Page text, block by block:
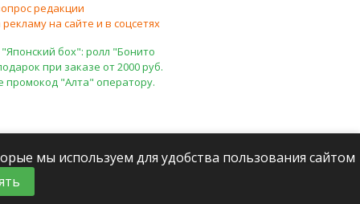
редакции
на сайте и в соцсетях
бох": ролл "Бонито
при заказе от 2000 руб.
промокод "Алта" оператору.
мы используем для удобства пользования сайтом